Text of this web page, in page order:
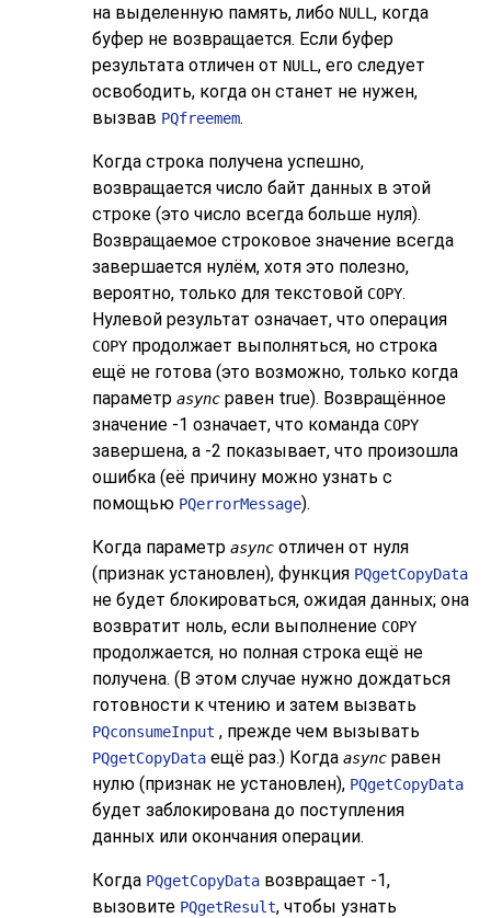
на выделенную память, либо NULL , когда
буфер не возвращается. Если буфер
результата отличен от NULL , его следует
освободить, когда он станет не нужен,
вызвав PQfreemem.
Когда строка получена успешно,
возвращается число байт данных в этой
строке (это число всегда больше нуля).
Возвращаемое строковое значение всегда
завершается нулём, хотя это полезно,
вероятно, только для текстовой COPY.
Нулевой результат означает, что операция
COPY продолжает выполняться, но строка
ещё не готова (это возможно, только когда
параметр async равен true). Возвращённое
значение -1 означает, что команда COPY
завершена, а -2 показывает, что произошла
ошибка (её причину можно узнать с
помощью PQerrorMessage).
Когда параметр async отличен от нуля
(признак установлен), функция PQgetCopyData
не будет блокироваться, ожидая данных; она
возвратит ноль, если выполнение COPY
продолжается, но полная строка ещё не
получена. (В этом случае нужно дождаться
готовности к чтению и затем вызвать
PQconsumeInput , прежде чем вызывать
PQgetCopyData ещё раз.) Когда async равен
нулю (признак не установлен), PQgetCopyData
будет заблокирована до поступления
данных или окончания операции.
Когда PQgetCopyData возвращает -1,
вызовите PQgetResult, чтобы узнать